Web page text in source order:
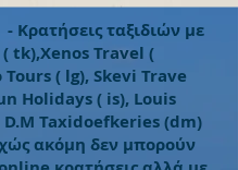
ταξιδιών με
tk),Xenos Travel (
Tours ( lg), Skevi Trave
Holidays ( is), Louis
Taxidoefkeries (dm)
ακόμη δεν μπορούν